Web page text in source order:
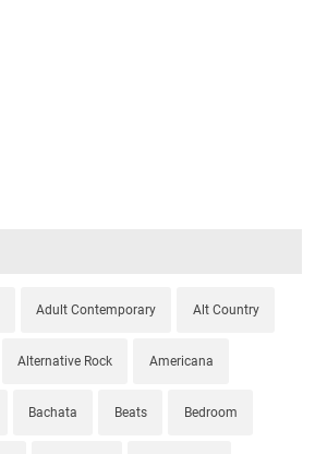
Adult Contemporary Alt Country
Alternative Rock Americana
Bachata Beats Bedroom